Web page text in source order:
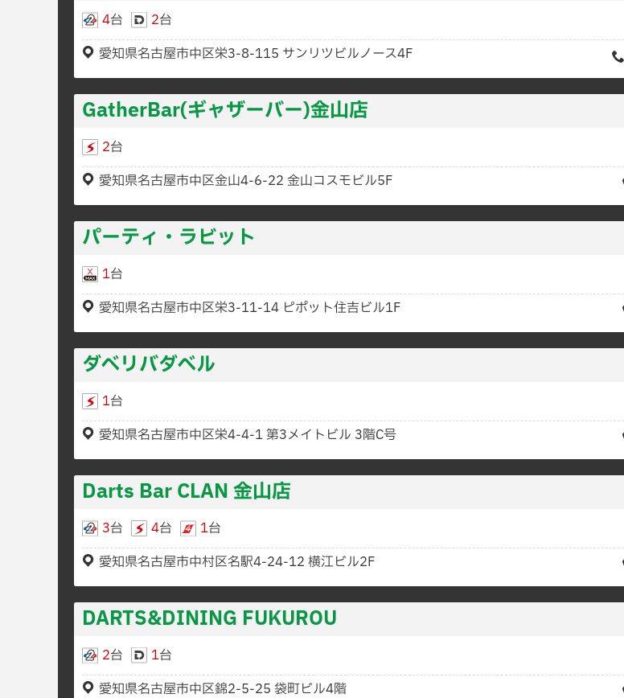
4台 2台
愛知県名古屋市中区栄3-8-115 サンリツビルノース4F
GatherBar(ギャザーバー)金山店
2台
愛知県名古屋市中区金山4-6-22 金山コスモビル5F
パーティ・ラビット
1台
愛知県名古屋市中区栄3-11-14 ピポット住吉ビル1F
ダベリバダベル
1台
愛知県名古屋市中区栄4-4-1 第3メイトビル 3階C号
Darts Bar CLAN 金山店
3台 4台 1台
愛知県名古屋市中村区名駅4-24-12 横江ビル2F
DARTS&DINING FUKUROU
2台 1台
愛知県名古屋市中区錦2-5-25 袋町ビル4階